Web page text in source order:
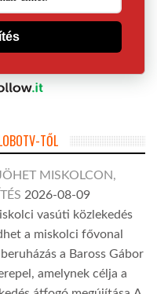
TŐL
MISKOLCON,
2026-08-09
vasúti közlekedés
a miskolci fővonal
a Baross Gábor
amelynek célja a